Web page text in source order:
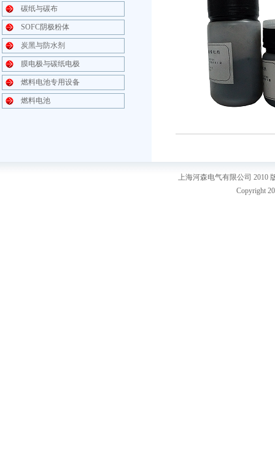
碳纸与碳布
SOFC阴极粉体
炭黑与防水剂
膜电极与碳纸电极
燃料电池专用设备
燃料电池
上海河森电气有限公司 2010
Copyright